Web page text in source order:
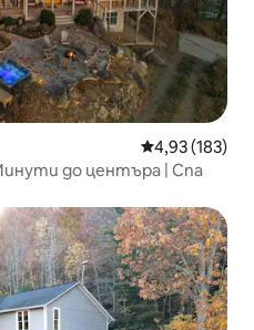
Средна
4,93 (183)
до центъра | Спа